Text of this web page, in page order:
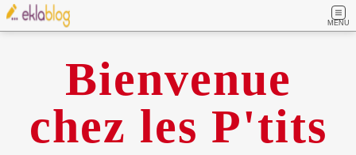
MENU
Bienvenue
chez les P'tits